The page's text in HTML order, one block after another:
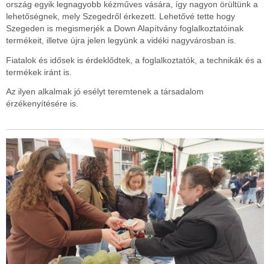
ország egyik legnagyobb kézműves vására, így nagyon örültünk a
lehetőségnek, mely Szegedről érkezett. Lehetővé tette hogy
Szegeden is megismerjék a Down Alapítvány foglalkoztatóinak
termékeit, illetve újra jelen legyünk a vidéki nagyvárosban is.
Fiatalok és idősek is érdeklődtek, a foglalkoztatók, a technikák és a
termékek iránt is.
Az ilyen alkalmak jó esélyt teremtenek a társadalom
érzékenyítésére is.